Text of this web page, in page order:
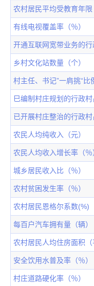
农村居民平均受教育年限
有线电视覆盖率（％）
开通互联网宽带业务的行
乡村文化站数量（个）
村主任、书记”一肩挑“比
巳编制村庄规划的行政村
已开展村庄整治的行政村
农民人均纯收入（元）
农民人均收入增长率（％
城乡居民收入比（％）
农村贫困发生率（％）
农村居民恩格尔系数(%)
每百户汽车拥有量（辆）
农村居民人均住房面积（
安全饮用水普及率（％）
村庄道路硬化率（％）